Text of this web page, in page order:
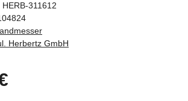
HERB-311612
Herbertz GmbH